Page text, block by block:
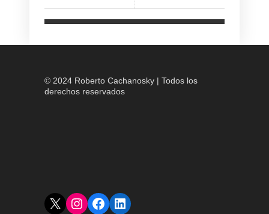
© 2024 Roberto Cachanosky | Todos los
derechos reservados
X Instagram
Facebook
LinkedIn